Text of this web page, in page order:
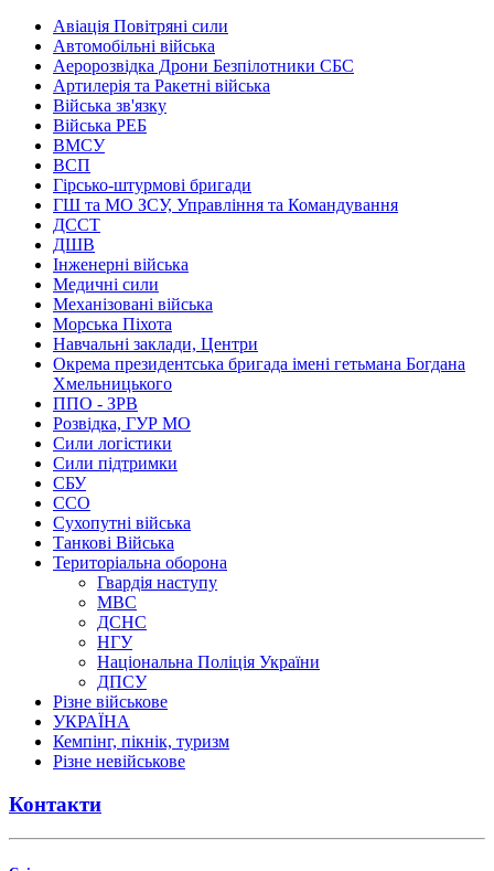
Авіація Повітряні сили
Автомобільні війська
Аеророзвідка Дрони Безпілотники СБС
Артилерія та Ракетні війська
Війська зв'язку
Війська РЕБ
ВМСУ
ВСП
Гірсько-штурмові бригади
ГШ та МО ЗСУ, Управління та Командування
ДССТ
ДШВ
Інженерні війська
Медичні сили
Механізовані війська
Морська Піхота
Навчальні заклади, Центри
Окрема президентська бригада імені гетьмана Богдана
Хмельницького
ППО - ЗРВ
Розвідка, ГУР МО
Сили логістики
Сили підтримки
СБУ
ССО
Сухопутні війська
Танкові Війська
Територіальна оборона
Гвардія наступу
МВС
ДСНС
НГУ
Національна Поліція України
ДПСУ
Різне військове
УКРАЇНА
Кемпінг, пікнік, туризм
Різне невійськове
Контакти